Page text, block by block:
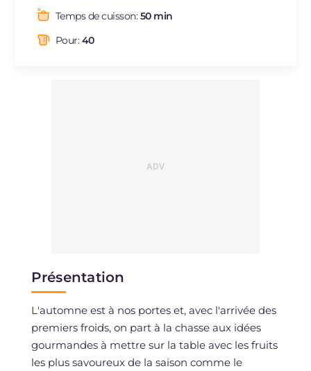
Temps de cuisson:50 min
Pour:40
Présentation
L'automne est à nos portes et, avec l'arrivée des
premiers froids, on part à la chasse aux idées
gourmandes à mettre sur la table avec les fruits
les plus savoureux de la saison comme le